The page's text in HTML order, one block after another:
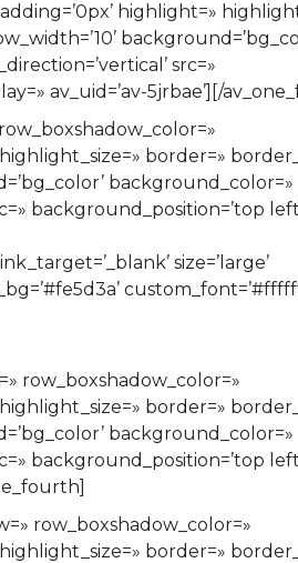
highlight=»
src=»
av_uid=’av-5jrbae’][/
border=»
background_color=»
background_position=’top
size=’large’
row_boxshadow_color=»
border=»
background_color=»
background_position=’top
row_boxshadow_color=»
border=»